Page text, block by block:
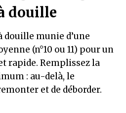
douille
douille munie d’une
(n°10 ou 11) pour un
rapide. Remplissez la
: au-delà, le
et de déborder.